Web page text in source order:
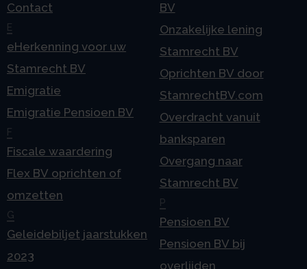
Contact
E
eHerkenning voor uw
Stamrecht BV
Emigratie
Emigratie Pensioen BV
F
Fiscale waardering
Flex BV oprichten of
omzetten
G
Geleidebiljet jaarstukken
2023
BV
Onzakelijke lening
Stamrecht BV
Oprichten BV door
StamrechtBV.com
Overdracht vanuit
banksparen
Overgang naar
Stamrecht BV
P
Pensioen BV
Pensioen BV bij
overlijden